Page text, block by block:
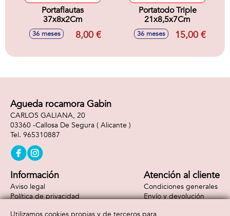
Portaflautas
37x8x2Cm
36 meses 8,00 €
Portatodo Triple
21x8,5x7Cm
36 meses 15,00 €
Agueda rocamora Gabin
CARLOS GALIANA, 20
03360 -Callosa De Segura ( Alicante )
965310887
Información
Aviso legal
Política de privacidad
Atención al cliente
Condiciones generales
Envío y devolución